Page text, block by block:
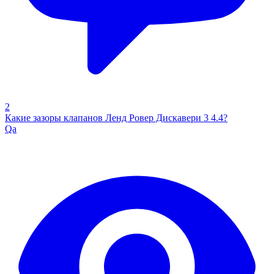
2
Какие зазоры клапанов Ленд Ровер Дискавери 3 4.4?
Qa